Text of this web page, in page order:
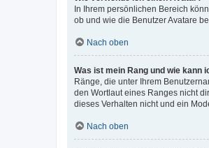
In Ihrem persönlichen Bereich
ob und wie die Benutzer Avatare
Nach oben
Was ist mein Rang und wie kann
Ränge, die unter Ihrem
den Wortlaut eines Ranges nicht
dieses Verhalten nicht und ein
Nach oben